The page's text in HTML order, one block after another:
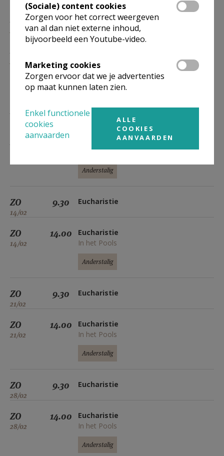
9.30 Eucharistie
In het Pools
Anderstalig
07/02
9.30 Eucharistie
14.00
Eucharistie
In het Pools
Anderstalig
ZO
14/02
9.30 Eucharistie
ZO
14/02
14.00
Eucharistie
In het Pools
Anderstalig
ZO
21/02
9.30 Eucharistie
ZO
21/02
14.00
Eucharistie
In het Pools
Anderstalig
ZO
28/02
9.30 Eucharistie
ZO
28/02
14.00
Eucharistie
In het Pools
Anderstalig
(Sociale) content cookies
Zorgen voor het correct weergeven
van al dan niet externe inhoud,
bijvoorbeeld een Youtube-video.
Marketing cookies
Zorgen ervoor dat we je advertenties
op maat kunnen laten zien.
Enkel functionele
cookies
aanvaarden
ALLE
COOKIES
AANVAARDEN